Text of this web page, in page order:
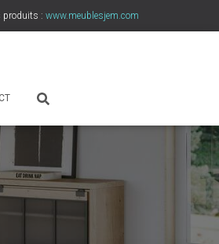
produits : www.meublesjem.com